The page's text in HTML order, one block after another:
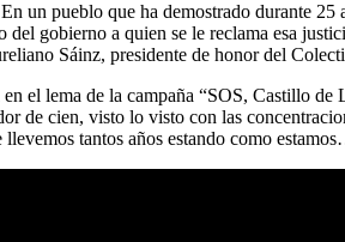
un pueblo que ha demostrado durante
gobierno a quien se le reclama esa
Sáinz, presidente de honor del
el lema de la campaña “SOS, Castillo
de cien, visto lo visto con las
tantos años estando como